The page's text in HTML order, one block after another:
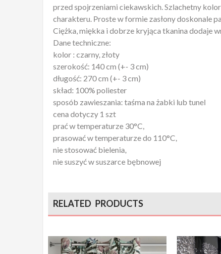
przed spojrzeniami ciekawskich. Szlachetny
charakteru. Proste w formie zasłony doskonale
Ciężka, miękka i dobrze kryjąca tkanina dodaje
Dane techniczne:
kolor : czarny, złoty
szerokość: 140 cm (+- 3 cm)
długość: 270 cm (+- 3 cm)
skład: 100% poliester
sposób zawieszania: taśma na żabki lub tunel
cena dotyczy 1 szt
prać w temperaturze 30°C,
prasować w temperaturze do 110°C,
nie stosować bielenia,
nie suszyć w suszarce bębnowej
RELATED PRODUCTS